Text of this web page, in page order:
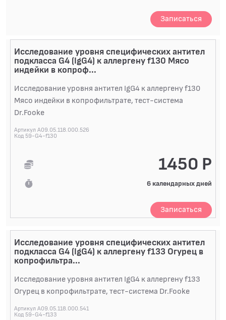
Записаться
Исследование уровня специфических антител
подкласса G4 (IgG4) к аллергену f130 Мясо
индейки в копроф...
Исследование уровня антител IgG4 к аллергену f130
Мясо индейки в копрофильтрате, тест-система
Dr.Fooke
Артикул A09.05.118.000.526
Код 59-G4-f130
1450 Р
6 календарных дней
Записаться
Исследование уровня специфических антител
подкласса G4 (IgG4) к аллергену f133 Огурец в
копрофильтра...
Исследование уровня антител IgG4 к аллергену f133
Огурец в копрофильтрате, тест-система Dr.Fooke
Артикул A09.05.118.000.541
Код 59-G4-f133